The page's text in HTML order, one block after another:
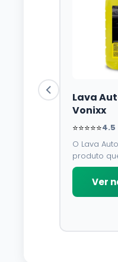
Lava
Vonixx
⭐⭐⭐⭐⭐4.5
O Lava
produto
para
conservar
Por possuir
Ver